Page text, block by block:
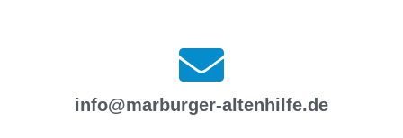
info@marburger-altenhilfe.de